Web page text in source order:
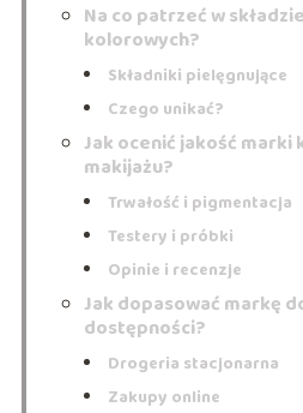
Na co patrzeć w
kolorowych?
Składniki pielęgnujące
Czego unikać?
Jak ocenić jakość
makijażu?
Trwałość i pigmentacja
Testery i próbki
Opinie i recenzje
Jak dopasować markę
dostępności?
Drogeria stacjonarna
Zakupy online